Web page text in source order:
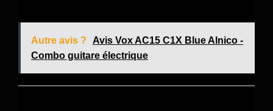
Autre avis ?
Avis Vox AC15 C1X Blue Alnico -
Combo guitare électrique